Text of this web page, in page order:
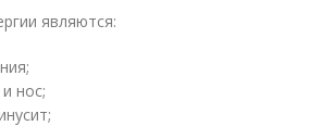
являются:
нос;